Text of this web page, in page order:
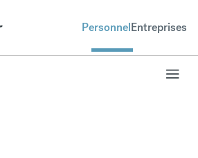
PersonnelEntreprises